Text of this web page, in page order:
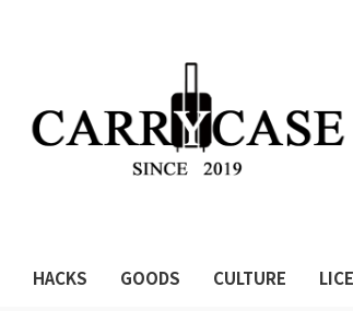
HACKS GOODS CULTURE